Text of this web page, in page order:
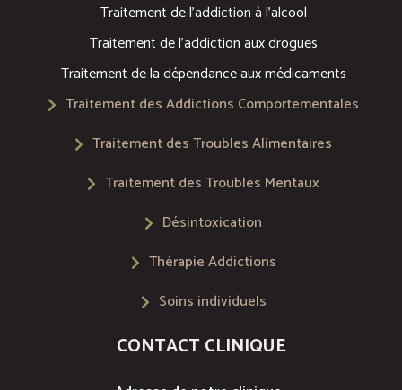
Traitement de l’addiction à l’alcool
Traitement de l’addiction aux drogues
Traitement de la dépendance aux médicaments
Traitement des Addictions Comportementales
Traitement des Troubles Alimentaires
Traitement des Troubles Mentaux
Désintoxication
Thérapie Addictions
Soins individuels
CONTACT CLINIQUE